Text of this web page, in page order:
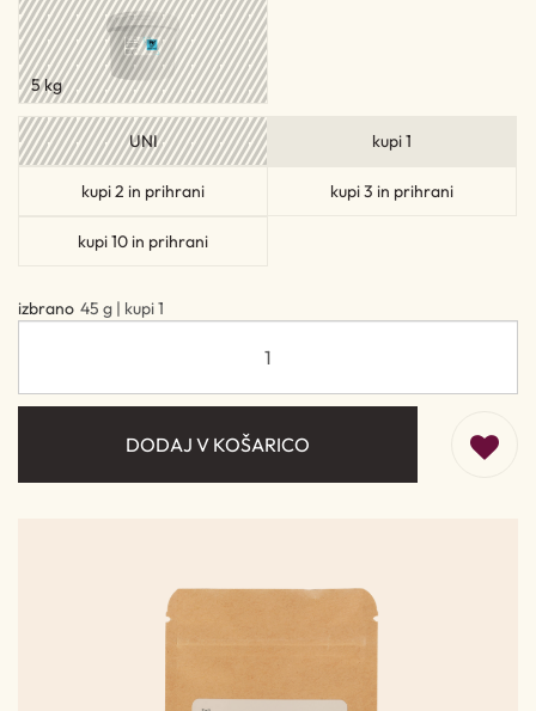
5 kg
UNI kupi 1
kupi 2 in prihrani kupi 3 in prihrani
kupi 10 in prihrani
izbrano 45 g | kupi 1
DODAJ V KOŠARICO